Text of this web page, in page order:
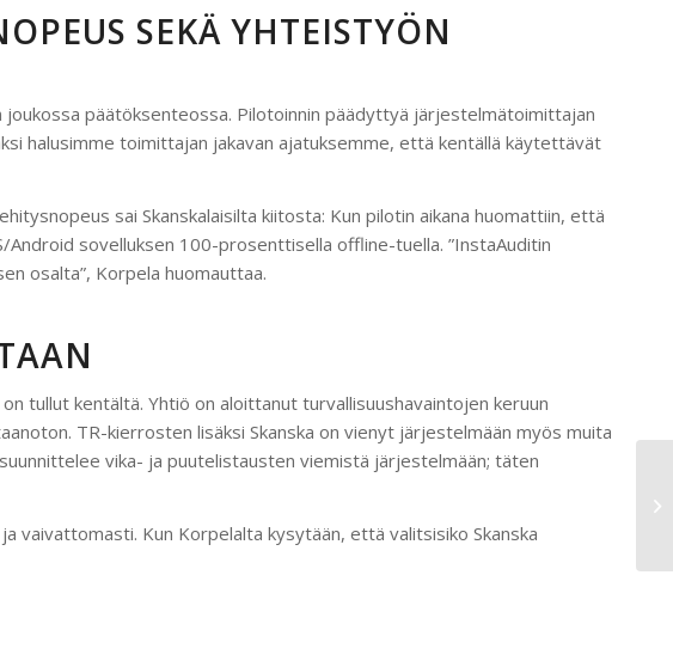
SEKÄ YHTEISTYÖN
päätöksenteossa. Pilotoinnin päädyttyä järjestelmätoimittajan
halusimme toimittajan jakavan ajatuksemme, että kentällä käytettävät
sai Skanskalaisilta kiitosta: Kun pilotin aikana huomattiin, että
sovelluksen 100-prosenttisella offline-tuella. ”InstaAuditin
osalta”, Korpela huomauttaa.
tullut kentältä. Yhtiö on aloittanut turvallisuushavaintojen keruun
TR-kierrosten lisäksi Skanska on vienyt järjestelmään myös muita
vika- ja puutelistausten viemistä järjestelmään; täten
vaivattomasti. Kun Korpelalta kysytään, että valitsisiko Skanska